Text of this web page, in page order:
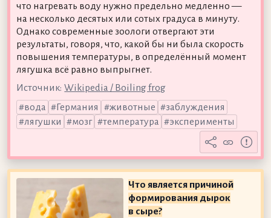
что нагревать воду нужно предельно медленно —
на несколько десятых или сотых градуса в минуту.
Однако современные зоологи отвергают эти
результаты, говоря, что, какой бы ни была скорость
повышения температуры, в определённый момент
лягушка всё равно выпрыгнет.
Источник: Wikipedia / Boiling frog
вода
Германия животные
заблуждения
лягушки
мозг температура эксперименты
Что является причиной
формирования дырок
в сыре?